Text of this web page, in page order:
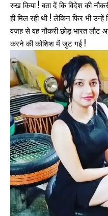
रुख किया ! बता दें कि विदेश की
ही मिल रही थी ! लेकिन फिर भी
वजह से वह नौकरी छोड़ भारत लौट
करने की कोशिश में जुट गई !